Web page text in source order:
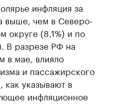
инфляция за
выше, чем в Северо-
округе (8,1%) и по
В разрезе РФ на
в мае, влияло
и пассажирского
указывают в
инфляционное